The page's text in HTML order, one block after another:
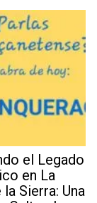
el Legado
en La
la Sierra: Una